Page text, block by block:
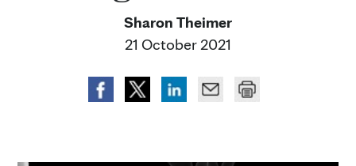
Sharon Theimer
21 October 2021